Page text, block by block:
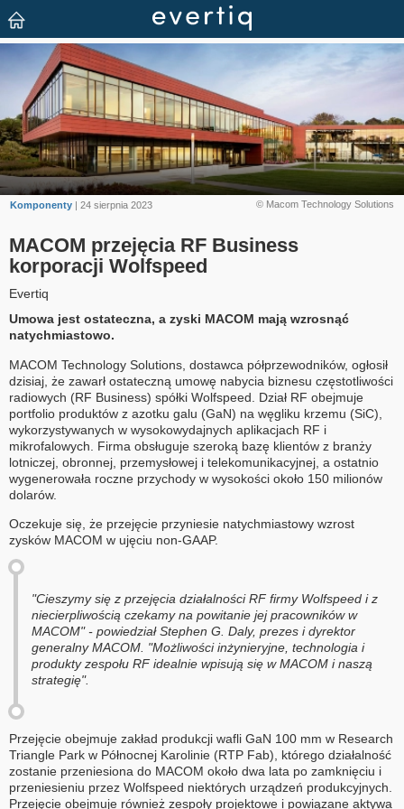
© Macom Technology Solutions
Komponenty | 24 sierpnia 2023
MACOM przejęcia RF Business
korporacji Wolfspeed
Evertiq
Umowa jest ostateczna, a zyski MACOM mają wzrosnąć
natychmiastowo.
MACOM Technology Solutions, dostawca półprzewodników, ogłosił
dzisiaj, że zawarł ostateczną umowę nabycia biznesu częstotliwości
radiowych (RF Business) spółki Wolfspeed. Dział RF obejmuje
portfolio produktów z azotku galu (GaN) na węgliku krzemu (SiC),
wykorzystywanych w wysokowydajnych aplikacjach RF i
mikrofalowych. Firma obsługuje szeroką bazę klientów z branży
lotniczej, obronnej, przemysłowej i telekomunikacyjnej, a ostatnio
wygenerowała roczne przychody w wysokości około 150 milionów
dolarów.
Oczekuje się, że przejęcie przyniesie natychmiastowy wzrost
zysków MACOM w ujęciu non-GAAP.
"Cieszymy się z przejęcia działalności RF firmy Wolfspeed i z
niecierpliwością czekamy na powitanie jej pracowników w
MACOM" - powiedział Stephen G. Daly, prezes i dyrektor
generalny MACOM. "Możliwości inżynieryjne, technologia i
produkty zespołu RF idealnie wpisują się w MACOM i naszą
strategię".
Przejęcie obejmuje zakład produkcji wafli GaN 100 mm w Research
Triangle Park w Północnej Karolinie (RTP Fab), którego działalność
zostanie przeniesiona do MACOM około dwa lata po zamknięciu i
przeniesieniu przez Wolfspeed niektórych urządzeń produkcyjnych.
Przejęcie obejmuje również zespoły projektowe i powiązane aktywa